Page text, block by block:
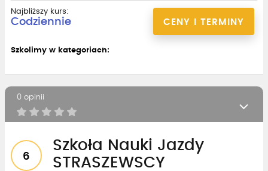
CENY I TERMINY
Najbliższy kurs:
Codziennie
Szkolimy w kategoriach:
0 opinii
6
Szkoła Nauki Jazdy
STRASZEWSCY